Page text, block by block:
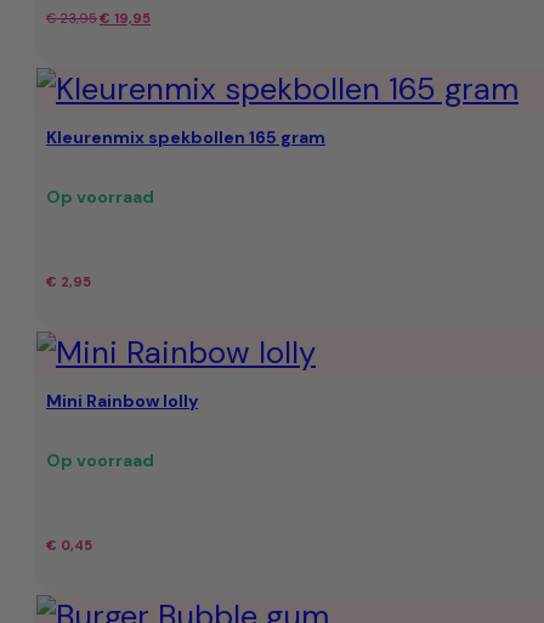
€23,95Oorspronkelijke
was:
€ 23,95.
€ 19,95Huidige
is:
€ 19,95.
Kleurenmix spekbollen 165 gram
Op voorraad
€ 2,95
Mini Rainbow lolly
Op voorraad
€ 0,45